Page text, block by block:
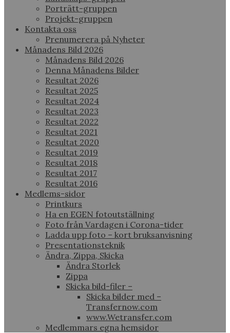
Porträtt-gruppen
Projekt-gruppen
Kontakta oss
Prenumerera på Nyheter
Månadens Bild 2026
Månadens Bild 2026
Denna Månadens Bilder
Resultat 2026
Resultat 2025
Resultat 2024
Resultat 2023
Resultat 2022
Resultat 2021
Resultat 2020
Resultat 2019
Resultat 2018
Resultat 2017
Resultat 2016
Medlems-sidor
Printkurs
Ha en EGEN fotoutställning
Foto från Vardagen i Corona-tider
Ladda upp foto – kort bruksanvisning
Presentationsteknik
Ändra, Zippa, Skicka
Ändra Storlek
Zippa
Skicka bild-filer –
Skicka bilder med –
Transfernow.com
www.Wetransfer.com
Medlemmars egna hemsidor